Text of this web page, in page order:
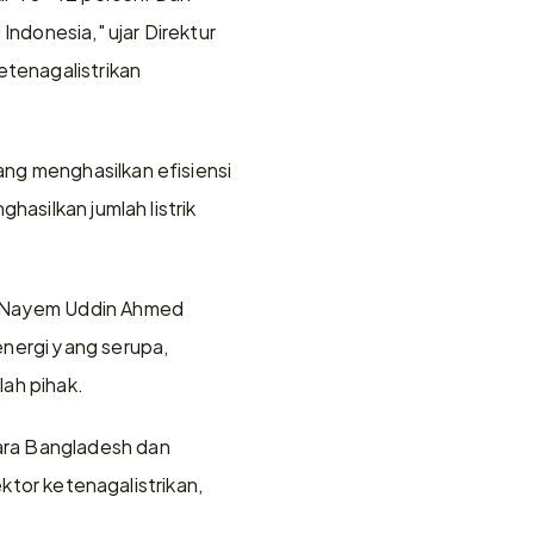
ujar Direktur
menghasilkan efisiensi
jumlah listrik
Uddin Ahmed
yang serupa,
pihak.
Bangladesh dan
ketenagalistrikan,